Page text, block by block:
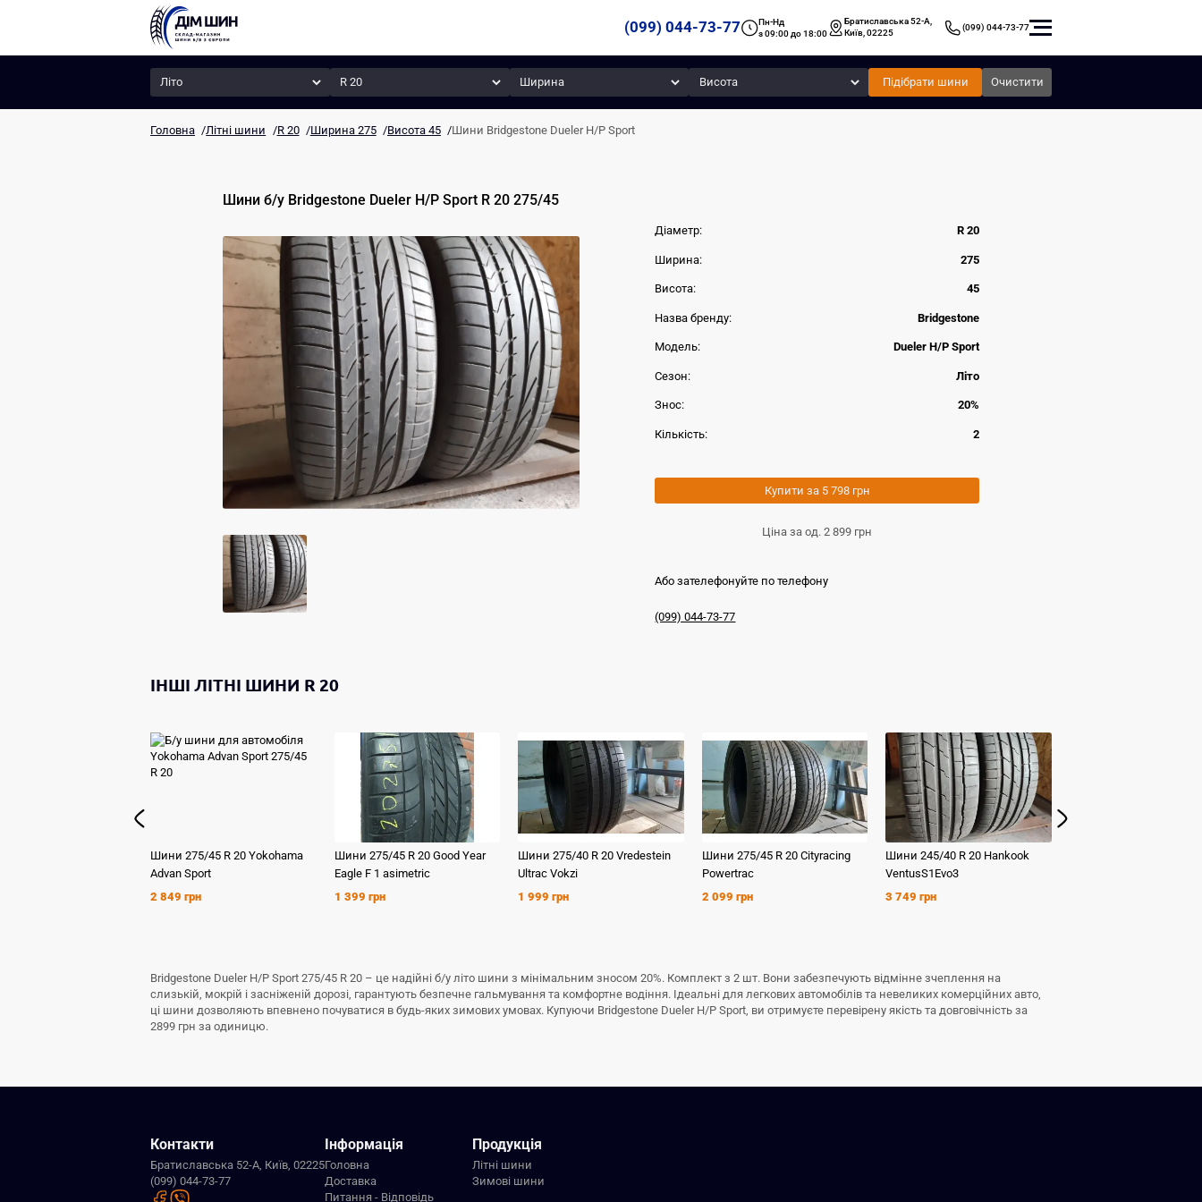
(099) 044-73-77
Пн-Нд
з 09:00 до 18:00
Братиславська 52-А,
Київ, 02225
(099) 044-73-77
Сезон Радіус Ширина Висота
Підібрати шини Очистити
Головна /Літні шини /R 20 /Ширина 275 /Висота 45 /Шини Bridgestone Dueler H/P Sport
Шини б/у Bridgestone Dueler H/P Sport R 20 275/45
Діаметр: R 20
Ширина: 275
Висота: 45
Назва бренду: Bridgestone
Модель: Dueler H/P Sport
Сезон: Літо
Знос: 20%
Кількість: 2
Купити за 5 798 грн
Ціна за од.2 899 грн
Або зателефонуйте по телефону
(099) 044-73-77
ІНШІЛІТНІ ШИНИ R 20
Шини 275/45 R 20 Yokohama
Advan Sport
2 849 грн
Шини 275/45 R 20 Good Year
Eagle F 1 asimetric
1 399 грн
Шини275/40 R 20 Vredestein
Ultrac Vokzi
1 999 грн
Шини 275/45 R 20 Cityracing
Powertrac
2 099 грн
Шини245/40 R 20 Hankook
VentusS1Evo3
3 749 грн
Bridgestone Dueler H/P Sport 275/45 R 20 – це надійні б/у літо шини з мінімальним зносом 20%. Комплект з 2 шт. Вони забезпечують відмінне зчеплення на
слизькій, мокрій і засніженій дорозі, гарантують безпечне гальмування та комфортне водіння. Ідеальні для легкових автомобілів та невеликих комерційних авто,
ці шини дозволяють впевнено почуватися в будь-яких зимових умовах. Купуючи Bridgestone Dueler H/P Sport, ви отримуєте перевірену якість та довговічність за
2899 грн за одиницю.
Контакти
Братиславська 52-А, Київ, 02225
(099) 044-73-77
Інформація
Головна
Доставка
Питання - Відповідь
Продукція
Літні шини
Зимові шини